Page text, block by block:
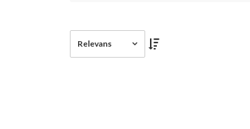
Relevans